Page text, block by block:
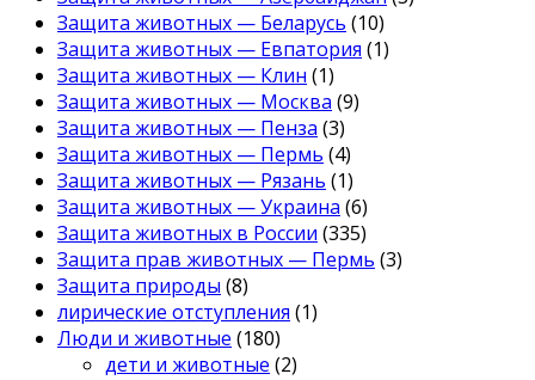
Защита животных — Беларусь (10)
Защита животных — Евпатория (1)
Защита животных — Клин (1)
Защита животных — Москва (9)
Защита животных — Пенза (3)
Защита животных — Пермь (4)
Защита животных — Рязань (1)
Защита животных — Украина (6)
Защита животных в России (335)
Защита прав животных — Пермь (3)
Защита природы (8)
лирические отступления (1)
Люди и животные (180)
дети и животные (2)